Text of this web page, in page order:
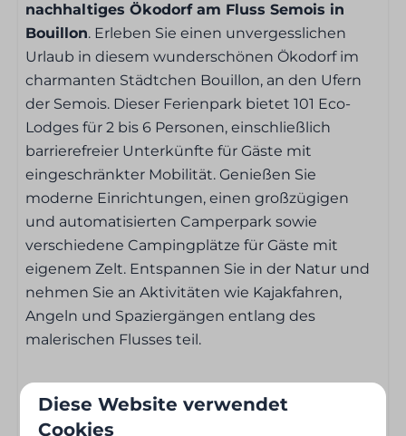
Schlafzimmer
3 Schlafzimmer
Bettwäsche inbegriffen
1 x Doppelbett
2 Etagenbetten
Badezimmer
Handtücher inbegriffen
Badezimmer
Separates WC vom Badezimmer
Dusche
Spülbecken: 2
Küche
Küche
nachhaltiges Ökodorf am Fluss Semois in
Bouillon. Erleben Sie einen unvergesslichen
Urlaub in diesem wunderschönen Ökodorf im
charmanten Städtchen Bouillon, an den Ufern
der Semois. Dieser Ferienpark bietet 101 Eco-
Lodges für 2 bis 6 Personen, einschließlich
barrierefreier Unterkünfte für Gäste mit
eingeschränkter Mobilität. Genießen Sie
moderne Einrichtungen, einen großzügigen
und automatisierten Camperpark sowie
verschiedene Campingplätze für Gäste mit
eigenem Zelt. Entspannen Sie in der Natur und
nehmen Sie an Aktivitäten wie Kajakfahren,
Angeln und Spaziergängen entlang des
malerischen Flusses teil.
Merkmale des Ferienparks:ruhige Lage – in der
Diese Website verwendet
Cookies